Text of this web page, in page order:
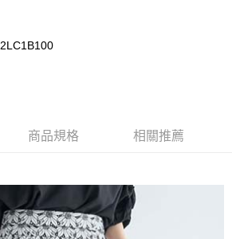
及費用金額請依後續交易確認頁面所載為準。
，「大哥付你分期」於每月結算日後寄送繳費提
商品之後才付款」的支付方式。 讓您購物簡單
務後，再付款。
帳流程】
先享後付」後，將跳轉至「AFTEE先享後付」
含以上)免運費
商品規格 相關推薦